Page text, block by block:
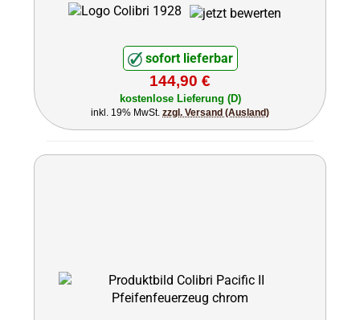
sofort lieferbar
144,90 €
kostenlose Lieferung (D)
inkl. 19% MwSt. zzgl. Versand (Ausland)